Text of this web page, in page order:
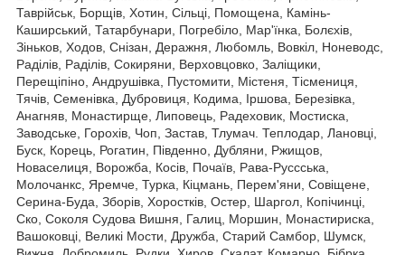
Таврійськ, Борщів, Хотин, Сільці, Помощена, Камінь-
Каширський, Татарбунари, Погребіло, Мар'їнка, Болєхів,
Зіньков, Ходов, Снізан, Деражня, Любомль, Вовкіл, Ноневодс,
Раділів, Раділів, Сокиряни, Верховцовко, Заліщики,
Перещіпіно, Андрушівка, Пустомити, Містеня, Тісмениця,
Тячів, Семенівка, Дубровиця, Кодима, Іршова, Березівка,
Анагняв, Монастирще, Липовець, Радеховик, Мостиска,
Заводське, Горохів, Чоп, Застав, Тлумач. Теплодар, Лановці,
Буск, Корець, Рогатин, Південно, Дубляни, Ржищов,
Новаселиця, Ворожба, Косів, Почаїв, Рава-Руссська,
Молочанкс, Яремче, Турка, Кіцмань, Перем'яни, Совіщене,
Серина-Буда, Зборів, Хоростків, Остер, Шаргол, Копічинці,
Ско, Соколя Судова Вишня, Галиц, Моршин, Монастириска,
Вашоковці, Великі Мости, Дружба, Старий Самбор, Шумск,